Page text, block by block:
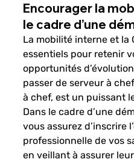
Encourager la
le cadre d’une
La mobilité interne et la
essentiels pour retenir
opportunités
passer de serveur à
à chef, est un puissant
Dans le cadre d’une
vous assurez d’inscrire
professionnelle de vos
en veillant à assurer